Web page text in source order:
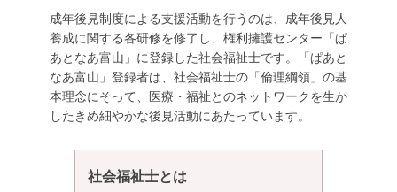
成年後見制度による支援活動を行うのは、成年後見人
養成に関する各研修を修了し、権利擁護センター「ぱ
あとなあ富山」に登録した社会福祉士です。「ぱあと
なあ富山」登録者は、社会福祉士の「倫理綱領」の基
本理念にそって、医療・福祉とのネットワークを生か
したきめ細やかな後見活動にあたっています。
社会福祉士とは